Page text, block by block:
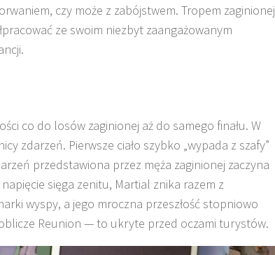
czy może z zabójstwem. Tropem zaginionej
ze swoim niezbyt zaangażowanym
co do losów zaginionej aż do samego finału. W
zdarzeń. Pierwsze ciało szybko „wypada z szafy”
przedstawiona przez męża zaginionej zaczyna
sięga zenitu, Martial znika razem z
wyspy, a jego mroczna przeszłość stopniowo
Reunion — to ukryte przed oczami turystów.